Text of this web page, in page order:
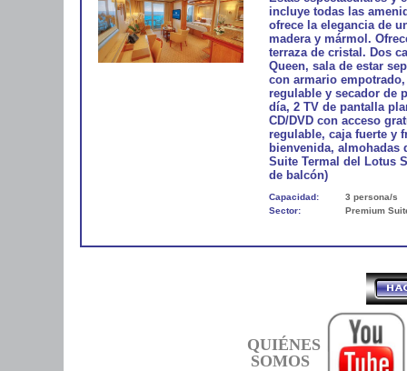
incluye todas las
ofrece la elegancia de
madera y mármol.
terraza de cristal. Dos
Queen, sala de estar
con armario
regulable y secador de
día, 2 TV de pantalla
CD/DVD con acceso
regulable, caja fuerte y
bienvenida, almohadas
Suite Termal del Lotus
de balcón)
Capacidad:
3 persona/s
Sector:
Premium
QUIÉNES
SOMOS